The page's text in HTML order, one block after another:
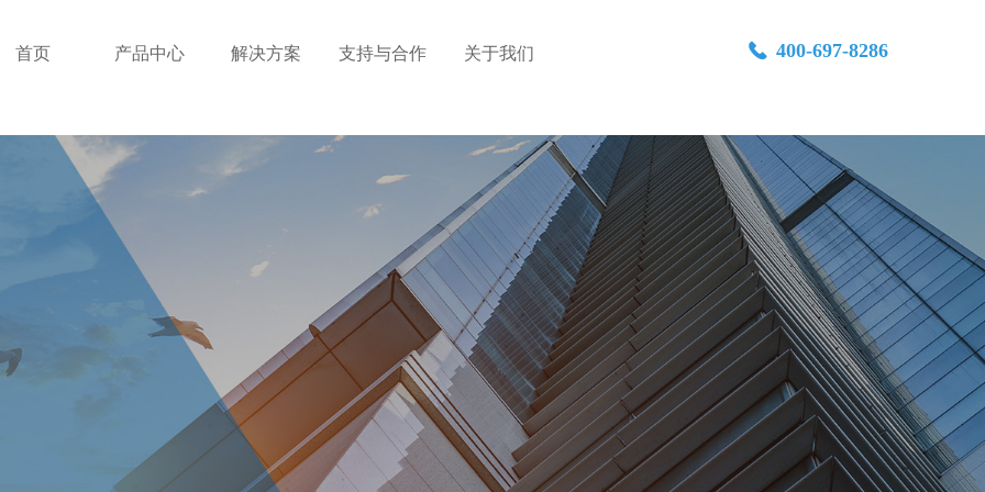
首页 产品中心 解决方案 支持与合作 关于我们 끅 400-697-8286